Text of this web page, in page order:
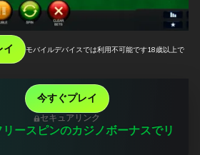
イ モバイルデバイスでは利用不可能です18歳以上で
ースピンのカジノボーナスでリ
今すぐプレイ
セキュアリンク